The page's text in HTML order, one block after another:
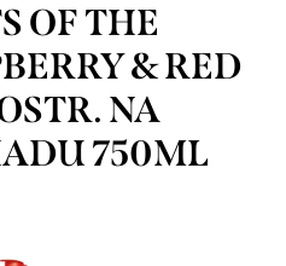
OF THE
& RED
NA
750ML